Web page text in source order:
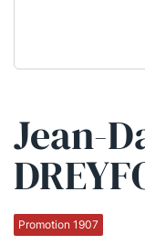
Jean-
Promotion 1907
Qui
La Conférence
La défense pénale